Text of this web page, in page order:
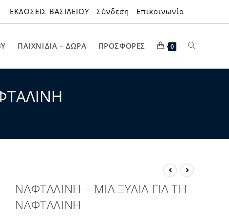
ΕΚΔΟΣΕΙΣ ΒΑΣΙΛΕΙΟΥ Σύνδεση Επικοινωνία
ΠΑΙΧΝΊΔΙΑ – ΔΏΡΑ ΠΡΟΣΦΟΡΈΣ 0
ΝΑΦΤΑΛΙΝΗ – ΜΙΑ ΞΥΛΙΑ ΓΙΑ ΤΗ
ΝΑΦΤΑΛΙΝΗ